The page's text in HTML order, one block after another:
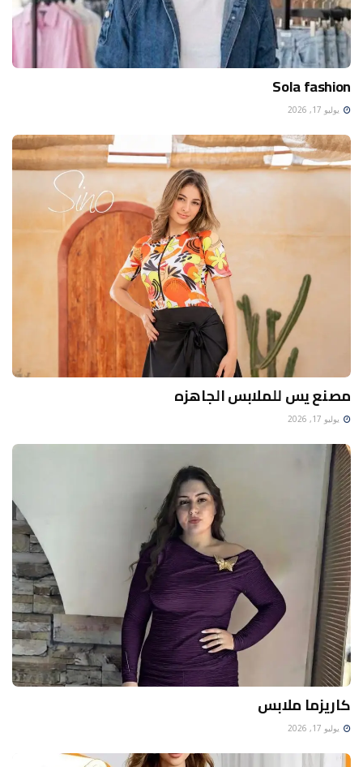
Sola fashion
يوليو 17, 2026
مصنع يس للملابس الجاهزه
يوليو 17, 2026
كاريزما ملابس
يوليو 17, 2026